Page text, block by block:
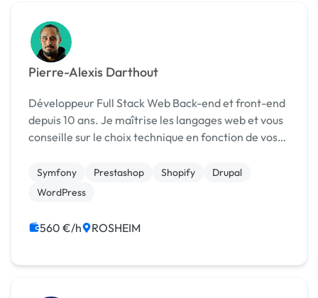
Pierre-Alexis Darthout
Développeur Full Stack Web Back-end et front-end
depuis 10 ans. Je maîtrise les langages web et vous
conseille sur le choix technique en fonction de vos
Symfony Prestashop Shopify
Drupal
WordPress
560 €/h ROSHEIM